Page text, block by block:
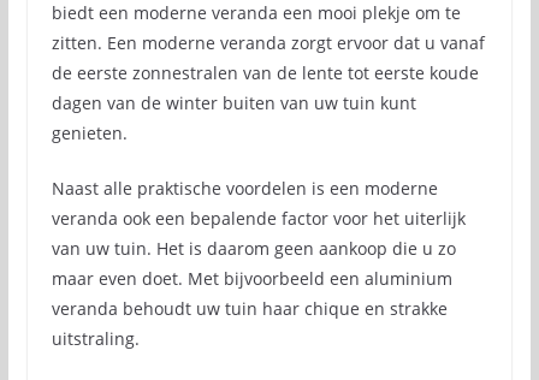
biedt een moderne veranda een mooi plekje om te
zitten. Een moderne veranda zorgt ervoor dat u vanaf
de eerste zonnestralen van de lente tot eerste koude
dagen van de winter buiten van uw tuin kunt
genieten.
Naast alle praktische voordelen is een moderne
veranda ook een bepalende factor voor het uiterlijk
van uw tuin. Het is daarom geen aankoop die u zo
maar even doet. Met bijvoorbeeld een aluminium
veranda behoudt uw tuin haar chique en strakke
uitstraling.